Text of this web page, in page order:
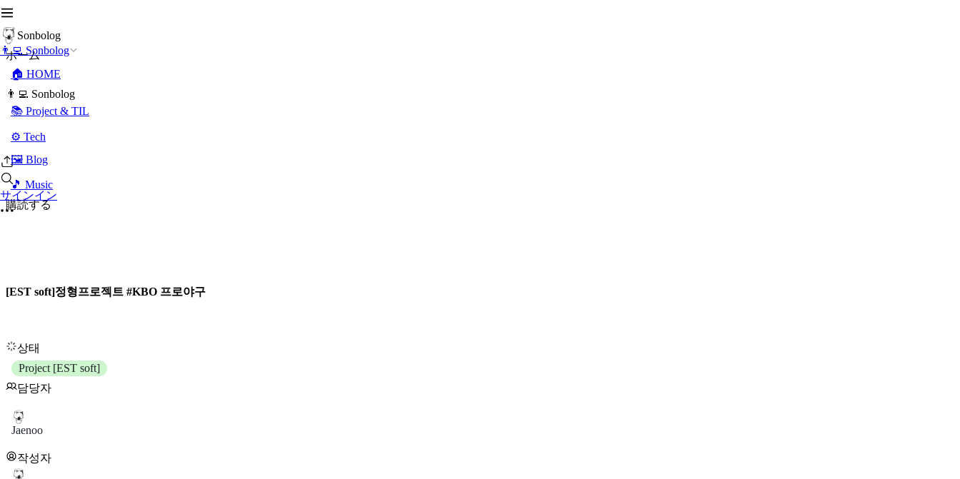
Sonbolog
👨‍💻 Sonbolog
サインイン
ホーム
🏠 HOME
👨‍💻 Sonbolog
📚 Project & TIL
⚙️ Tech
🖼️ Blog
🎵 Music
購読する
[EST soft]정형프로젝트 #KBO 프로야구
상태
Project [EST soft]
담당자
Jaenoo
작성자